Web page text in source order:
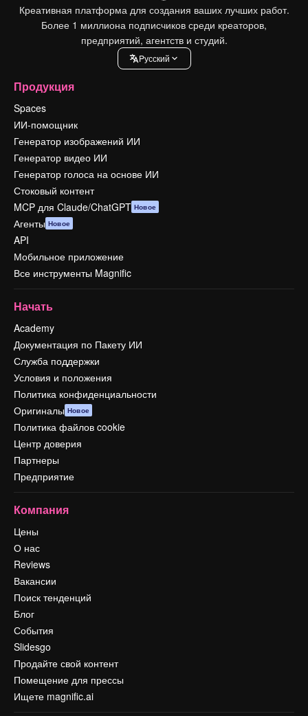
Креативная платформа для создания ваших лучших работ.
Более 1 миллиона подписчиков среди креаторов,
предприятий, агентств и студий.
Pусский
Продукция
Spaces
ИИ-помощник
Генератор изображений ИИ
Генератор видео ИИ
Генератор голоса на основе ИИ
Стоковый контент
MCP для Claude/ChatGPT Новое
Агенты Новое
API
Мобильное приложение
Все инструменты Magnific
Начать
Academy
Документация по Пакету ИИ
Служба поддержки
Условия и положения
Политика конфиденциальности
Оригиналы Новое
Политика файлов cookie
Центр доверия
Партнеры
Предприятие
Компания
Цены
О нас
Reviews
Вакансии
Поиск тенденций
Блог
События
Slidesgo
Продайте свой контент
Помещение для прессы
Ищете magnific.ai